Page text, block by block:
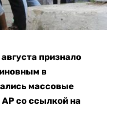
признало
в
массовые
AP со ссылкой на